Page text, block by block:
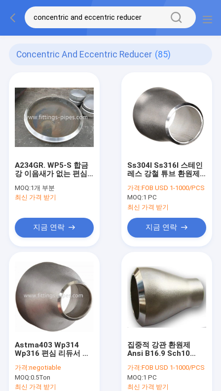
Concentric And Eccentric Reducer (85)
A234GR. WP5-S 합금
강 이음새가 없는 편심
MOQ:1개 부분
최신 가격 받기
지금 연락
Ss304l Ss316l 스테인
레스 강철 튜브 환원제,
가격:FOB USD 1-1000/PCS
MOQ:1 PC
최신 가격 받기
지금 연락
Astma403 Wp314
Wp316 편심 리듀서 스
가격:negotiable
MOQ:0.5Ton
최신 가격 받기
집중적 강관 환원제
Ansi B16.9 Sch10
가격:FOB USD 1-1000/PCS
MOQ:1 PC
최신 가격 받기